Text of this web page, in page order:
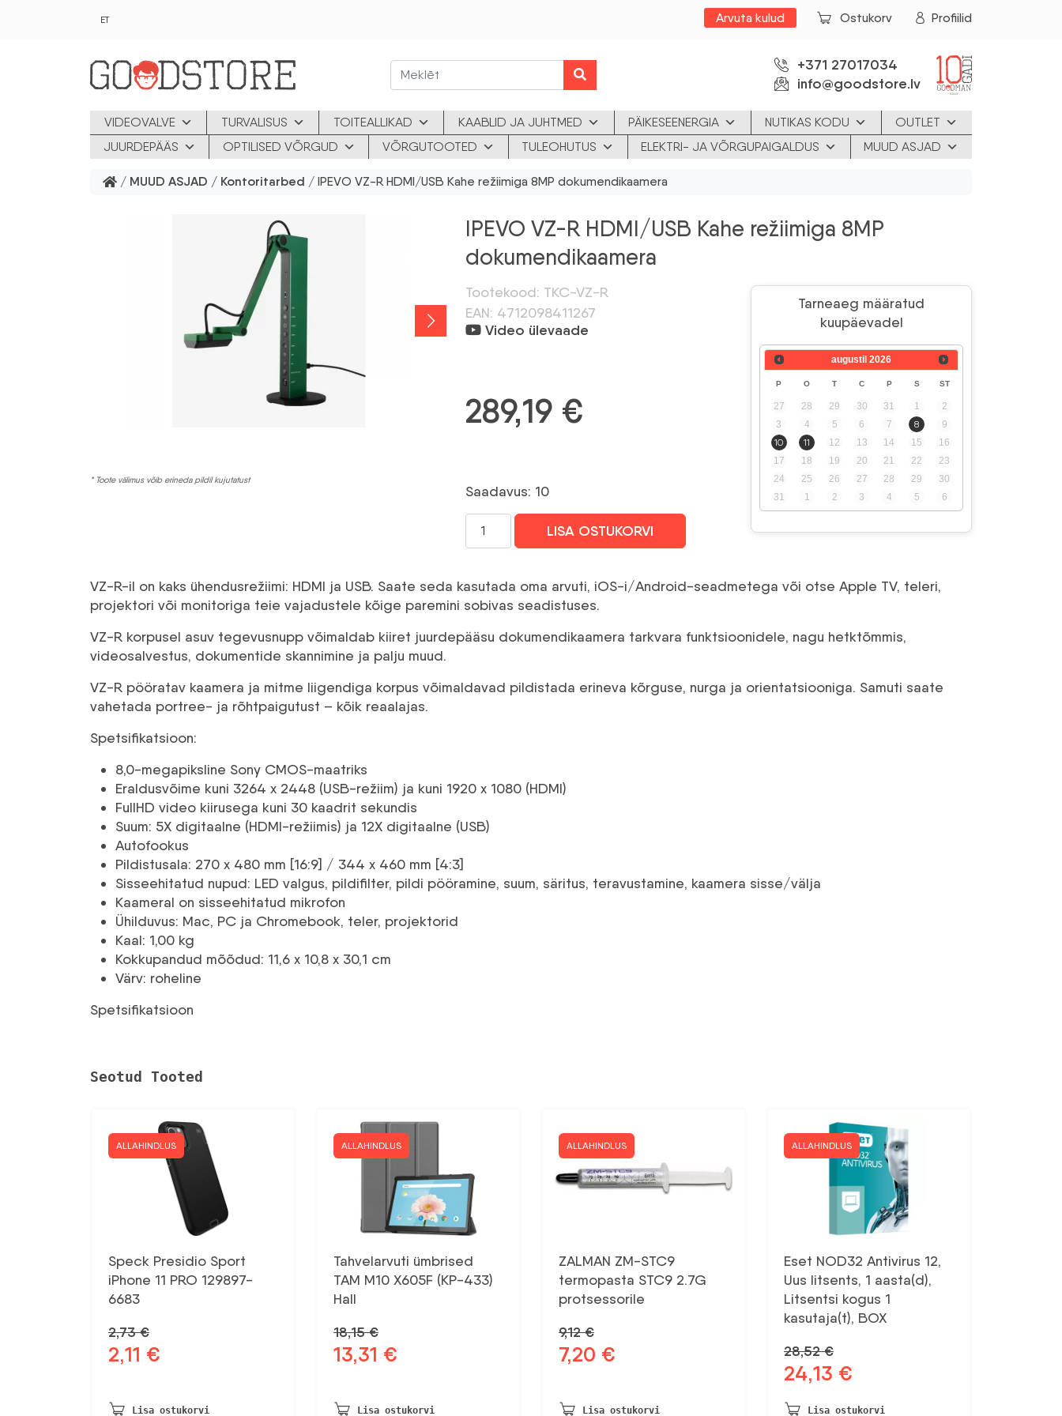
ET Arvuta kulud Ostukorv Profiilid
+371 27017034
info@goodstore.lv
VIDEOVALVE TURVALISUS TOITEALLIKAD KAABLID JA JUHTMED PÄIKESEENERGIA NUTIKAS KODU
OUTLET
JUURDEPÄÄS
OPTILISED VÕRGUD VÕRGUTOOTED TULEOHUTUS ELEKTRI- JA VÕRGUPAIGALDUS MUUD ASJAD
/ MUUD ASJAD / Kontoritarbed / IPEVO VZ-R HDMI/USB Kahe režiimiga 8MP dokumendikaamera
* Toote välimus võib erineda pildil kujutatust
IPEVO VZ-R HDMI/USB Kahe režiimiga 8MP
dokumendikaamera
Tootekood: TKC-VZ-R
EAN: 4712098411267
Video ülevaade
Tarneaeg määratud
kuupäevadel
augustil 2026
P O T C P S ST
27 28 29 30 31 1
2
3
4 5 6 7 8
9
10
11 12 13 14 15
16
17
18 19 20 21 22
23
24
25 26 27 28 29
30
31
1 2 3 4 5 6
289,19 €
Saadavus: 10
HDMI/USB
Dual
8MP
kogus
LISA OSTUKORVI
VZ-R-il on kaks ühendusrežiimi: HDMI ja USB. Saate seda kasutada oma arvuti, iOS-i/Android-seadmetega või otse Apple TV, teleri,
projektori või monitoriga teie vajadustele kõige paremini sobivas seadistuses.
VZ-R korpusel asuv tegevusnupp võimaldab kiiret juurdepääsu dokumendikaamera tarkvara funktsioonidele, nagu hetktõmmis,
videosalvestus, dokumentide skannimine ja palju muud.
VZ-R pööratav kaamera ja mitme liigendiga korpus võimaldavad pildistada erineva kõrguse, nurga ja orientatsiooniga. Samuti saate
vahetada portree- ja rõhtpaigutust – kõik reaalajas.
Spetsifikatsioon:
8,0-megapiksline Sony CMOS-maatriks
Eraldusvõime kuni 3264 x 2448 (USB-režiim) ja kuni 1920 x 1080 (HDMI)
FullHD video kiirusega kuni 30 kaadrit sekundis
Suum: 5X digitaalne (HDMI-režiimis) ja 12X digitaalne (USB)
Autofookus
Pildistusala: 270 x 480 mm [16:9] / 344 x 460 mm [4:3]
Sisseehitatud nupud: LED valgus, pildifilter, pildi pööramine, suum, säritus, teravustamine, kaamera sisse/välja
Kaameral on sisseehitatud mikrofon
Ühilduvus: Mac, PC ja Chromebook, teler, projektorid
Kaal: 1,00 kg
Kokkupandud mõõdud: 11,6 x 10,8 x 30,1 cm
Värv: roheline
Spetsifikatsioon
Seotud Tooted
ALLAHINDLUS
Speck Presidio Sport
iPhone 11 PRO 129897-
6683
2,73€
Algne
2,73 €.
2,11 €
2,11 €.
Lisa ostukorvi
ALLAHINDLUS
Tahvelarvuti ümbrised
TAM M10 X605F (KP-433)
Hall
18,15€
Algne
18,15 €.
13,31 €
13,31 €.
Lisa ostukorvi
ALLAHINDLUS
ZALMAN ZM-STC9
termopasta STC9 2.7G
protsessorile
9,12€
Algne
9,12 €.
7,20 €
7,20 €.
Lisa ostukorvi
ALLAHINDLUS
Eset NOD32 Antivirus 12,
Uus litsents, 1 aasta(d),
Litsentsi kogus 1
kasutaja(t), BOX
28,52€
Algne
oli:
24,13 €
on:
Lisa ostukorvi